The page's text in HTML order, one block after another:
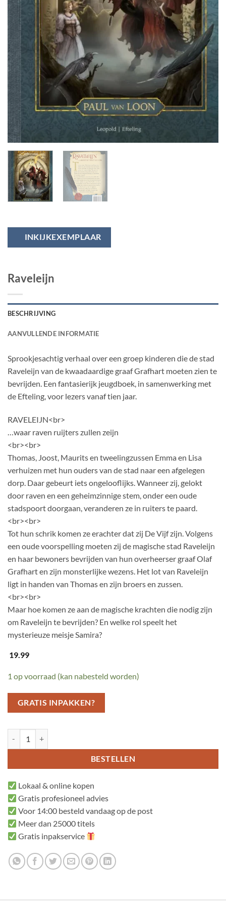
INKIJKEXEMPLAAR
Raveleijn
BESCHRIJVING
AANVULLENDE INFORMATIE
Sprookjesachtig verhaal over een groep kinderen die de stad
Raveleijn van de kwaadaardige graaf Grafhart moeten zien te
bevrijden. Een fantasierijk jeugdboek, in samenwerking met
de Efteling, voor lezers vanaf tien jaar.
RAVELEIJN<br>
…waar raven ruijters zullen zeijn
<br><br>
Thomas, Joost, Maurits en tweelingzussen Emma en Lisa
verhuizen met hun ouders van de stad naar een afgelegen
dorp. Daar gebeurt iets ongelooflijks. Wanneer zij, gelokt
door raven en een geheimzinnige stem, onder een oude
stadspoort doorgaan, veranderen ze in ruiters te paard.
<br><br>
Tot hun schrik komen ze erachter dat zij De Vijf zijn. Volgens
een oude voorspelling moeten zij de magische stad Raveleijn
en haar bewoners bevrijden van hun overheerser graaf Olaf
Grafhart en zijn monsterlijke wezens. Het lot van Raveleijn
ligt in handen van Thomas en zijn broers en zussen.
<br><br>
Maar hoe komen ze aan de magische krachten die nodig zijn
om Raveleijn te bevrijden? En welke rol speelt het
mysterieuze meisje Samira?
19.99
1 op voorraad (kan nabesteld worden)
GRATIS INPAKKEN?
BESTELLEN
Lokaal & online kopen
Gratis profesioneel advies
Voor 14:00 besteld vandaag op de post
Meer dan 25000 titels
Gratis inpakservice